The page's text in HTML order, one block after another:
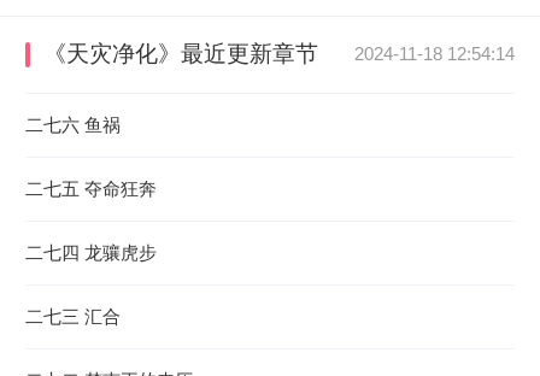
《天灾净化》 最近更新章节 2024-11-18 12:54:14
二七六 鱼祸
二七五 夺命狂奔
二七四 龙骧虎步
二七三 汇合